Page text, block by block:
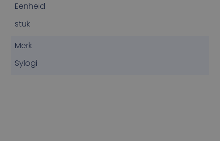
Eenheid
stuk
Merk
Sylogi